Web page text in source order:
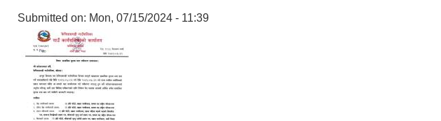
Submitted on: Mon, 07/15/2024 - 11:39